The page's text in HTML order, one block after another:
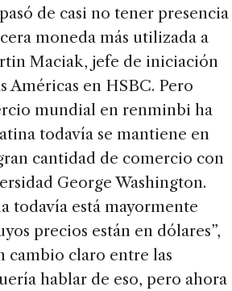
de casi no tener presencia
moneda más utilizada a
Maciak, jefe de iniciación
Américas en HSBC. Pero
mundial en renminbi ha
todavía se mantiene en
cantidad de comercio con
George Washington.
todavía está mayormente
precios están en dólares”,
cambio claro entre las
hablar de eso, pero ahora